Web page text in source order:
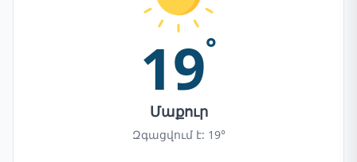
19°
Մաքուր
Զգացվում է: 19°